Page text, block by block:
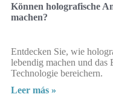
Können holografische
machen?
Entdecken Sie, wie
lebendig machen und das
Technologie bereichern.
Leer más »